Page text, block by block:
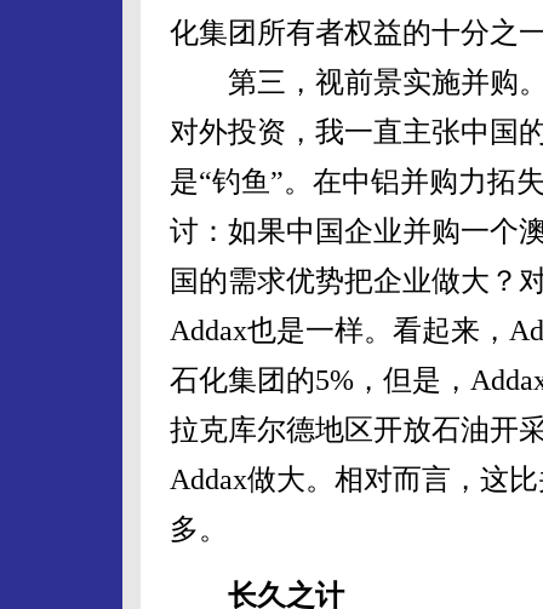
化集团所有者权益的十分之
第三，视前景实施并购。
对外投资，我一直主张中国
是“钓鱼”。在中铝并购力拓
讨：如果中国企业并购一个
国的需求优势把企业做大？
Addax也是一样。看起来，
石化集团的5%，但是，
拉克库尔德地区开放石油开
Addax做大。相对而言，这
多。
长久之计